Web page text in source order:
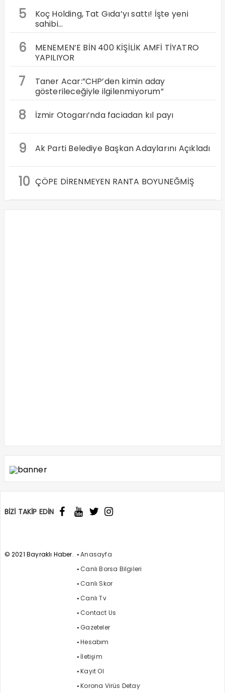
5
Koç Holding, Tat Gıda’yı sattı! İşte yeni
sahibi…
6
MENEMEN’E BİN 400 KİŞİLİK AMFİ TİYATRO
YAPILIYOR
7
Taner Acar:”CHP’den kimin aday
gösterileceğiyle ilgilenmiyorum”
8 İzmir Otogarı’nda faciadan kıl payı
9 Ak Parti Belediye Başkan Adaylarını Açıkladı
10 ÇÖPE DİRENMEYEN RANTA BOYUNEĞMİŞ
BİZİ TAKİP EDİN
© 2021 Bayraklı Haber.
Anasayfa
Canlı Borsa Bilgileri
Canlı Skor
Canlı Tv
Contact Us
Gazeteler
Hesabım
İletişim
Kayıt Ol
Korona Virüs Detay